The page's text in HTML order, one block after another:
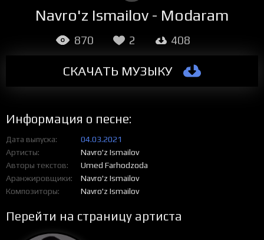
Navro'z Ismailov - Modaram
СКАЧАТЬ МУЗЫКУ
870 2 408
Информация о песне:
Дата выпуска
04.03.2021
Артисты
Navro'z Ismailov
Авторы текстов
Umed Farhodzoda
Аранжировщики
Navro'z Ismailov
Композиторы
Navro'z Ismailov
Перейти на страницу артиста